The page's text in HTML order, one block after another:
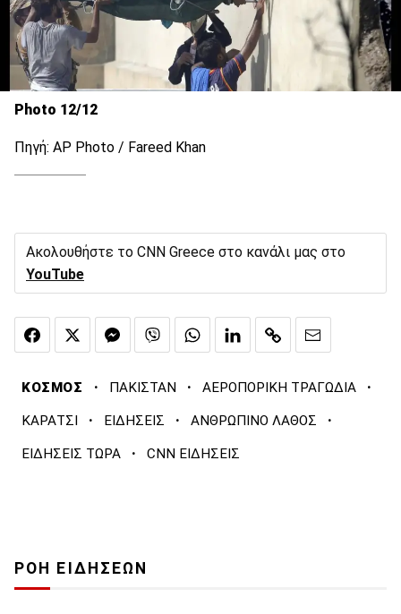
Photo 12/12
Πηγή: AP Photo / Fareed Khan
Ακολουθήστε το CNN Greece στο κανάλι μας στο
YouTube
ΚΟΣΜΟΣ · ΠΑΚΙΣΤΑΝ · ΑΕΡΟΠΟΡΙΚΗ ΤΡΑΓΩΔΙΑ ·
ΚΑΡΑΤΣΙ · ΕΙΔΗΣΕΙΣ · ΑΝΘΡΩΠΙΝΟ ΛΑΘΟΣ ·
ΕΙΔΗΣΕΙΣ ΤΩΡΑ · CNN ΕΙΔΗΣΕΙΣ
ΡΟΗ ΕΙΔΗΣΕΩΝ